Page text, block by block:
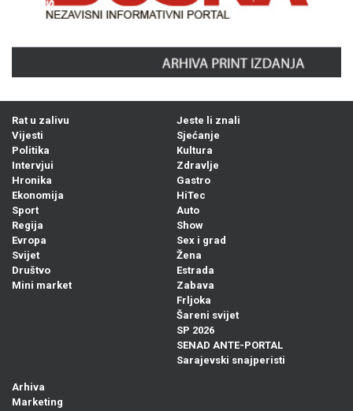
Rat u zalivu
Vijesti
Politika
Intervjui
Hronika
Ekonomija
Sport
Regija
Evropa
Svijet
Društvo
Mini market
Jeste li znali
Sjećanje
Kultura
Zdravlje
Gastro
HiTec
Auto
Show
Sex i grad
Žena
Estrada
Zabava
Frljoka
Šareni svijet
SP 2026
SENAD ANTE-PORTAL
Sarajevski snajperisti
Arhiva
Marketing